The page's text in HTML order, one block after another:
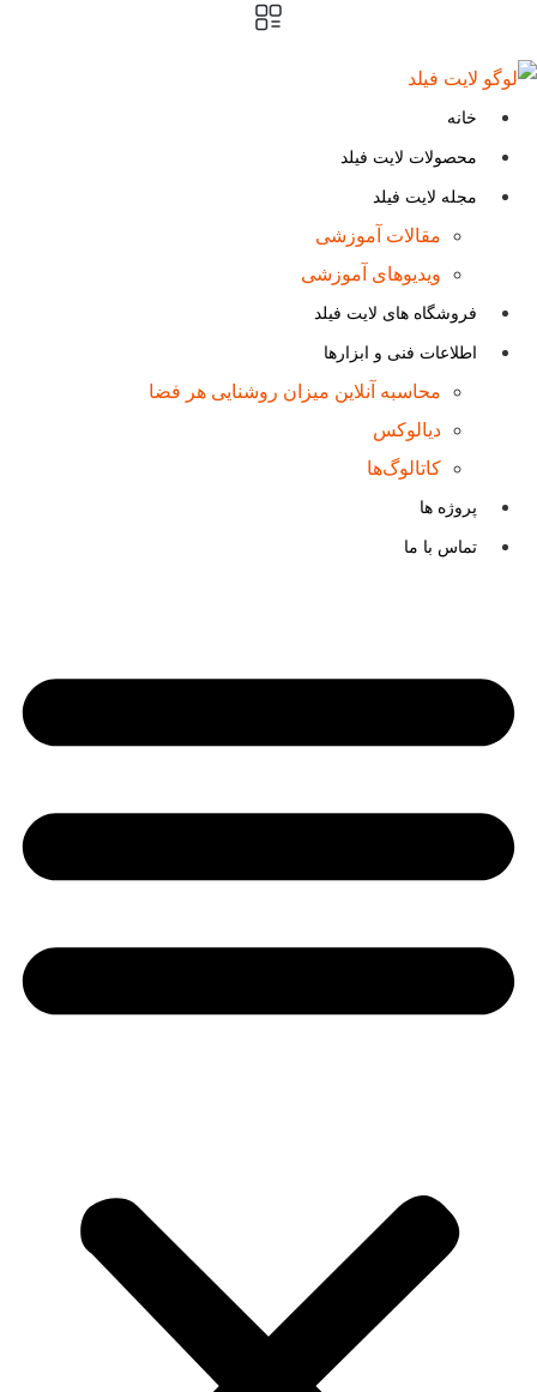
به
محتوا
خانه
محصولات لایت فیلد
مجله لایت فیلد
مقالات آموزشی
ویدیوهای آموزشی
فروشگاه های لایت فیلد
اطلاعات فنی و ابزارها
محاسبه آنلاین میزان روشنایی هر فضا
دیالوکس
کاتالوگ‌ها
پروژه ها
تماس با ما